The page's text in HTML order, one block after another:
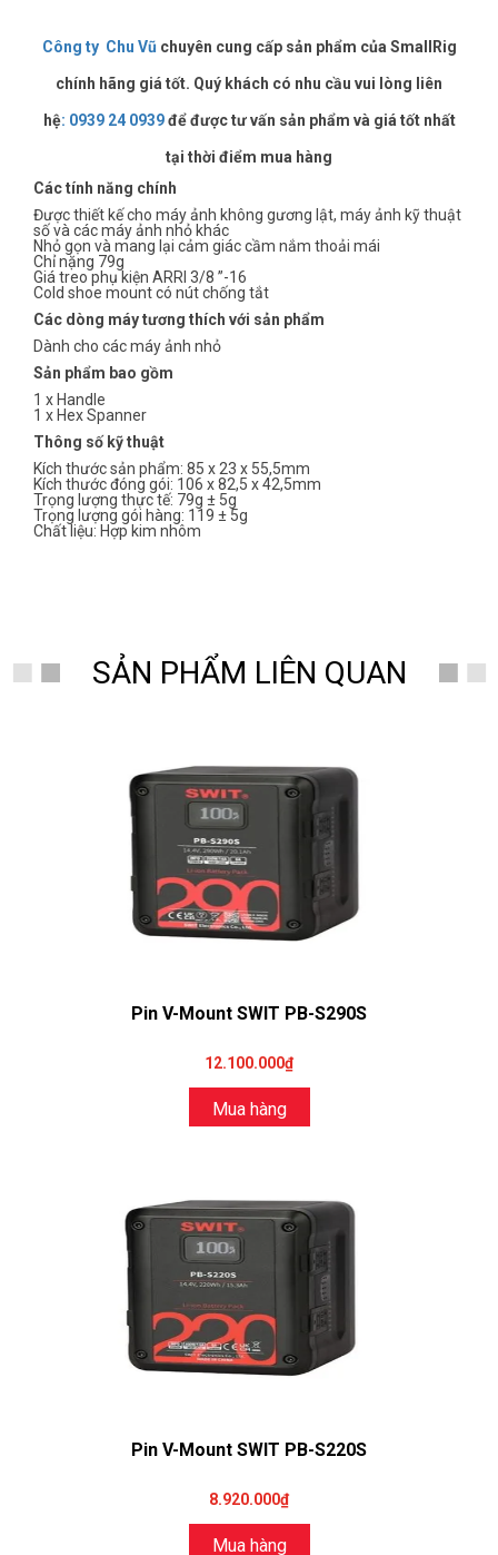
Công ty Chu Vũ chuyên cung cấp sản phẩm của SmallRig
chính hãng giá tốt. Quý khách có nhu cầu vui lòng liên
hệ: 0939 24 0939 để được tư vấn sản phẩm và giá tốt nhất
tại thời điểm mua hàng
Các tính năng chính
Được thiết kế cho máy ảnh không gương lật, máy ảnh kỹ thuật
số và các máy ảnh nhỏ khác
Nhỏ gọn và mang lại cảm giác cầm nắm thoải mái
Chỉ nặng 79g
Giá treo phụ kiện ARRI 3/8 ”-16
Cold shoe mount có nút chống tắt
Các dòng máy tương thích với sản phẩm
Dành cho các máy ảnh nhỏ
Sản phẩm bao gồm
1 x Handle
1 x Hex Spanner
Thông số kỹ thuật
Kích thước sản phẩm: 85 x 23 x 55,5mm
Kích thước đóng gói: 106 x 82,5 x 42,5mm
Trọng lượng thực tế: 79g ± 5g
Trọng lượng gói hàng: 119 ± 5g
Chất liệu: Hợp kim nhôm
SẢN PHẨM LIÊN QUAN
Pin V-Mount SWIT PB-S290S
12.100.000₫
Mua hàng
Pin V-Mount SWIT PB-S220S
8.920.000₫
Mua hàng